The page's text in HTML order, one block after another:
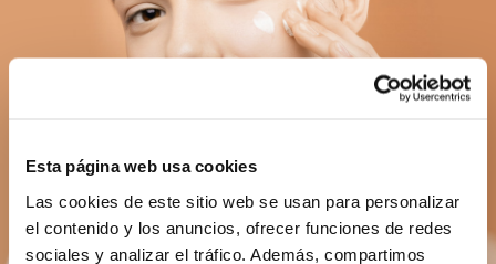
Esta página web usa cookies
Las cookies de este sitio web se usan para personalizar
el contenido y los anuncios, ofrecer funciones de redes
sociales y analizar el tráfico. Además, compartimos